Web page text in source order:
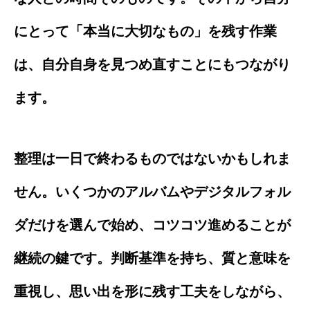
にとって「本当に大切なもの」を残す作業
は、自分自身を見つめ直すことにもつながり
ます。
整理は一日で終わるものではないかもしれま
せん。いくつかのアルバムやデジタルフォル
ダだけを選んで始め、コツコツ進めることが
継続の鍵です。判断基準を持ち、質と意味を
重視し、思い出を形に残す工夫をしながら、